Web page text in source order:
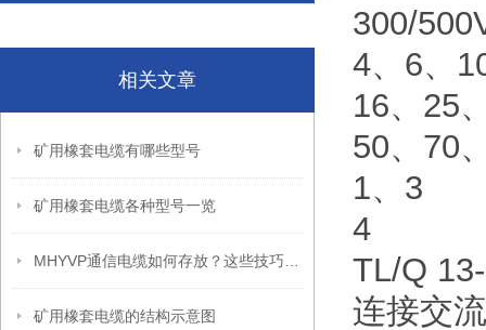
相关文章
矿用橡套电缆有哪些型号
矿用橡套电缆各种型号一览
矿用橡套电缆的结构示意图
300/
4、6、
16、25
50、70
1、3
4
TL/Q
连接交